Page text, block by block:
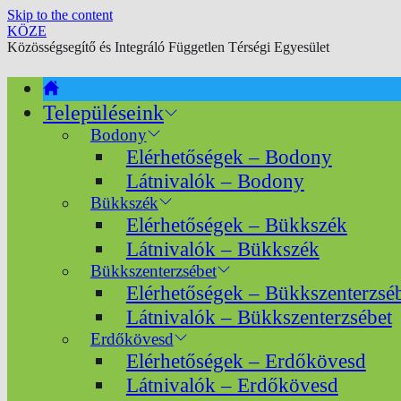
Skip to the content
KÖZE
Közösségsegítő és Integráló Független Térségi Egyesület
Településeink
Bodony
Elérhetőségek – Bodony
Látnivalók – Bodony
Bükkszék
Elérhetőségek – Bükkszék
Látnivalók – Bükkszék
Bükkszenterzsébet
Elérhetőségek –
Látnivalók – Bükkszenterzsébet
Erdőkövesd
Elérhetőségek – Erdőkövesd
Látnivalók – Erdőkövesd